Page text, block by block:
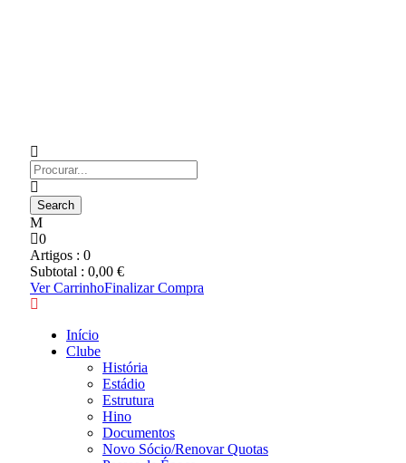
0
Artigos : 0
Subtotal : 0,00 €
Ver CarrinhoFinalizar Compra
Início
Clube
História
Estádio
Estrutura
Hino
Documentos
Novo Sócio/Renovar Quotas